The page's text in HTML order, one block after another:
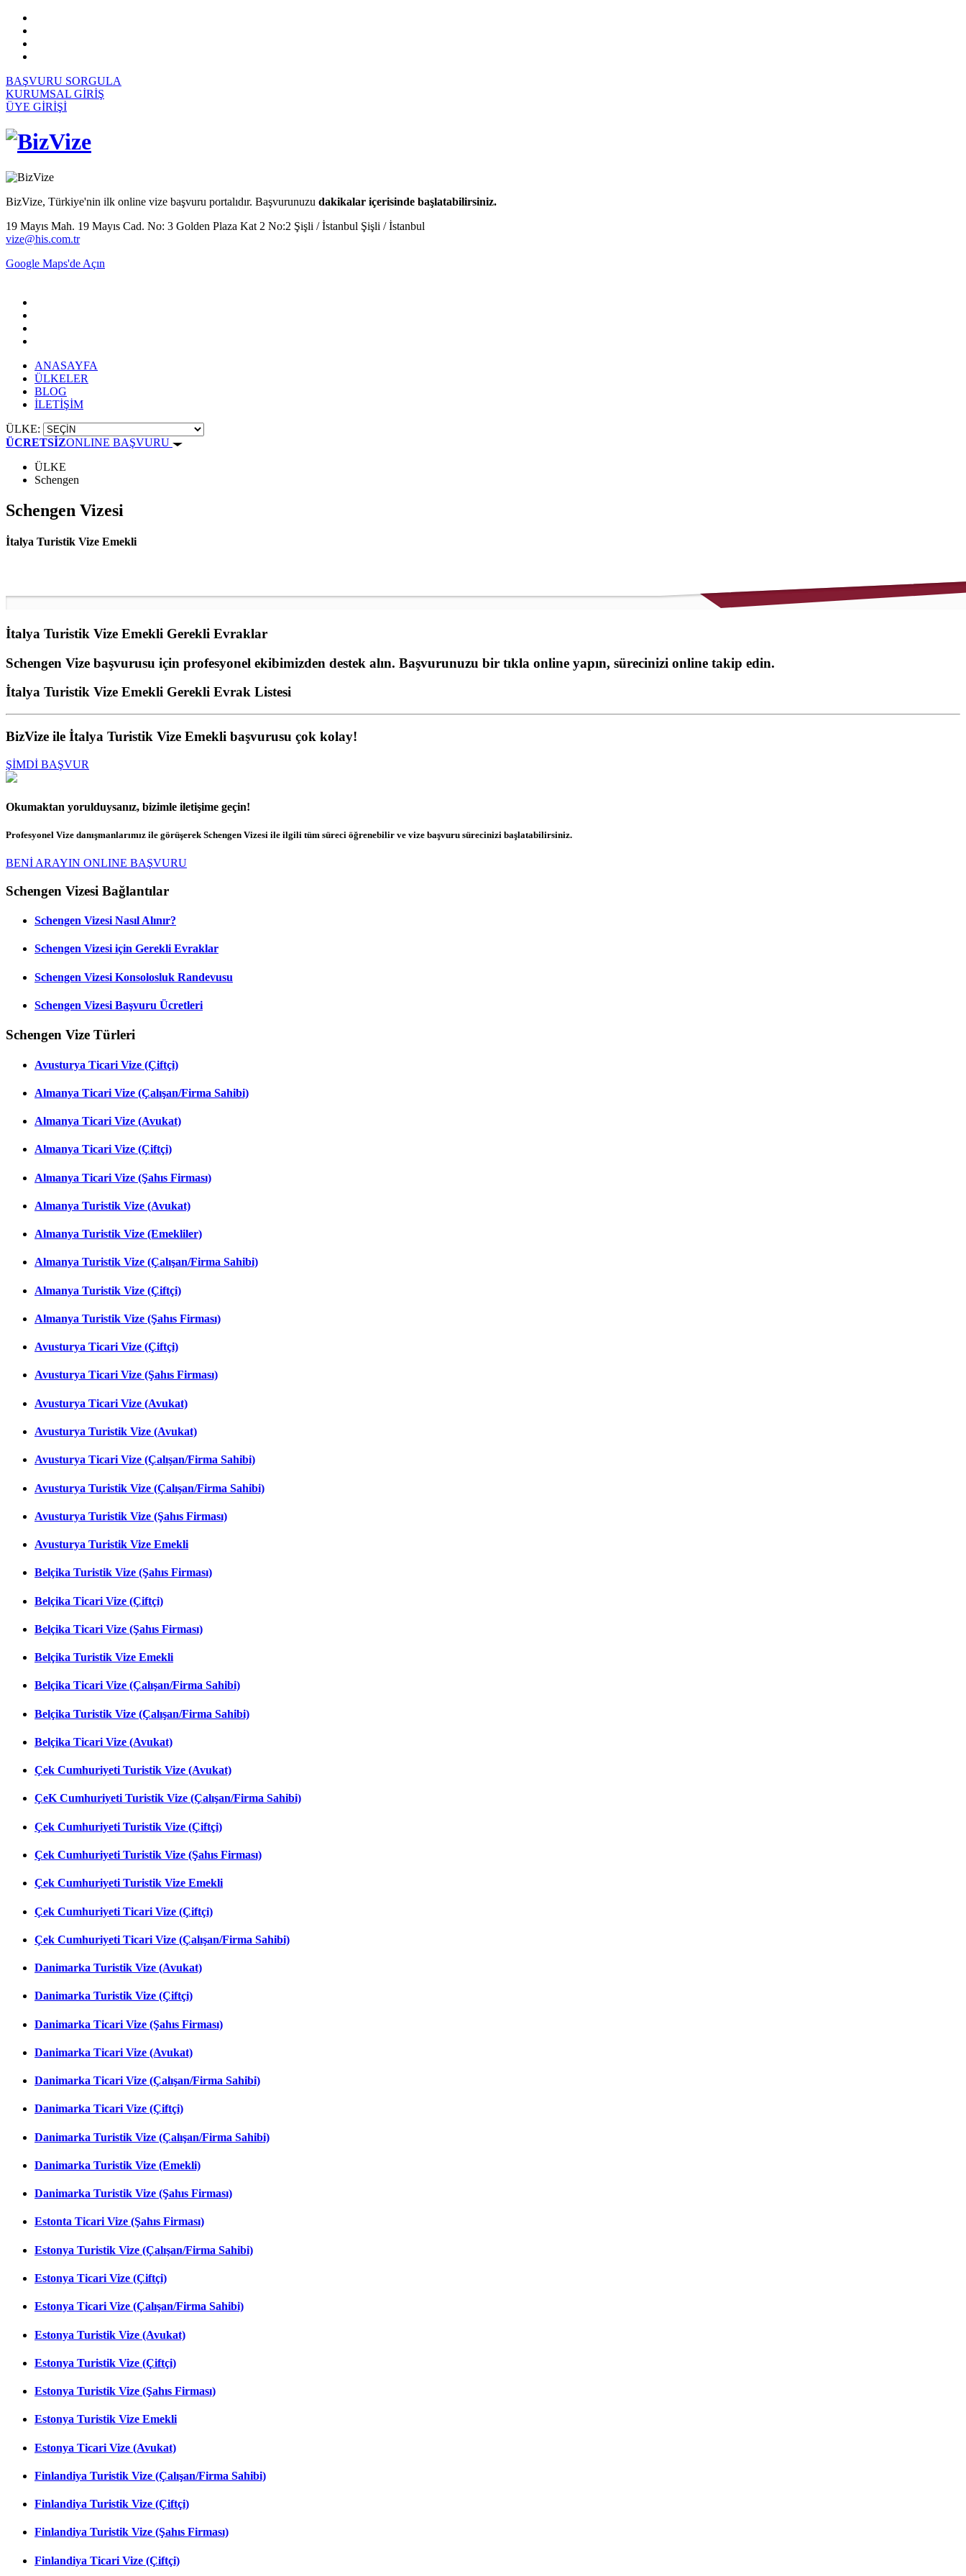
BAŞVURU SORGULA
KURUMSAL GİRİŞ
ÜYE GİRİŞİ
BizVize, Türkiye'nin ilk online vize başvuru portalıdır. Başvurunuzu dakikalar içerisinde başlatabilirsiniz.
19 Mayıs Mah. 19 Mayıs Cad. No: 3 Golden Plaza Kat 2 No:2 Şişli / İstanbul Şişli / İstanbul
vize@his.com.tr
Google Maps'de Açın
ANASAYFA
ÜLKELER
BLOG
İLETİŞİM
ÜLKE:
ÜCRETSİZONLINE BAŞVURU
ÜLKE
Schengen
Schengen Vizesi
İtalya Turistik Vize Emekli
İtalya Turistik Vize Emekli Gerekli Evraklar
Schengen Vize başvurusu için profesyonel ekibimizden destek alın. Başvurunuzu bir tıkla online yapın, sürecinizi online takip edin.
İtalya Turistik Vize Emekli Gerekli Evrak Listesi
BizVize ile İtalya Turistik Vize Emekli başvurusu çok kolay!
ŞİMDİ BAŞVUR
Okumaktan yorulduysanız, bizimle iletişime geçin!
Profesyonel Vize danışmanlarımız ile görüşerek Schengen Vizesi ile ilgili tüm süreci öğrenebilir ve vize başvuru sürecinizi başlatabilirsiniz.
BENİ ARAYIN ONLINE BAŞVURU
Schengen Vizesi Bağlantılar
Schengen Vizesi Nasıl Alınır?
Schengen Vizesi için Gerekli Evraklar
Schengen Vizesi Konsolosluk Randevusu
Schengen Vizesi Başvuru Ücretleri
Schengen Vize Türleri
Avusturya Ticari Vize (Çiftçi)
Almanya Ticari Vize (Çalışan/Firma Sahibi)
Almanya Ticari Vize (Avukat)
Almanya Ticari Vize (Çiftçi)
Almanya Ticari Vize (Şahıs Firması)
Almanya Turistik Vize (Avukat)
Almanya Turistik Vize (Emekliler)
Almanya Turistik Vize (Çalışan/Firma Sahibi)
Almanya Turistik Vize (Çiftçi)
Almanya Turistik Vize (Şahıs Firması)
Avusturya Ticari Vize (Çiftçi)
Avusturya Ticari Vize (Şahıs Firması)
Avusturya Ticari Vize (Avukat)
Avusturya Turistik Vize (Avukat)
Avusturya Ticari Vize (Çalışan/Firma Sahibi)
Avusturya Turistik Vize (Çalışan/Firma Sahibi)
Avusturya Turistik Vize (Şahıs Firması)
Avusturya Turistik Vize Emekli
Belçika Turistik Vize (Şahıs Firması)
Belçika Ticari Vize (Çiftçi)
Belçika Ticari Vize (Şahıs Firması)
Belçika Turistik Vize Emekli
Belçika Ticari Vize (Çalışan/Firma Sahibi)
Belçika Turistik Vize (Çalışan/Firma Sahibi)
Belçika Ticari Vize (Avukat)
Çek Cumhuriyeti Turistik Vize (Avukat)
ÇeK Cumhuriyeti Turistik Vize (Çalışan/Firma Sahibi)
Çek Cumhuriyeti Turistik Vize (Çiftçi)
Çek Cumhuriyeti Turistik Vize (Şahıs Firması)
Çek Cumhuriyeti Turistik Vize Emekli
Çek Cumhuriyeti Ticari Vize (Çiftçi)
Çek Cumhuriyeti Ticari Vize (Çalışan/Firma Sahibi)
Danimarka Turistik Vize (Avukat)
Danimarka Turistik Vize (Çiftçi)
Danimarka Ticari Vize (Şahıs Firması)
Danimarka Ticari Vize (Avukat)
Danimarka Ticari Vize (Çalışan/Firma Sahibi)
Danimarka Ticari Vize (Çiftçi)
Danimarka Turistik Vize (Çalışan/Firma Sahibi)
Danimarka Turistik Vize (Emekli)
Danimarka Turistik Vize (Şahıs Firması)
Estonta Ticari Vize (Şahıs Firması)
Estonya Turistik Vize (Çalışan/Firma Sahibi)
Estonya Ticari Vize (Çiftçi)
Estonya Ticari Vize (Çalışan/Firma Sahibi)
Estonya Turistik Vize (Avukat)
Estonya Turistik Vize (Çiftçi)
Estonya Turistik Vize (Şahıs Firması)
Estonya Turistik Vize Emekli
Estonya Ticari Vize (Avukat)
Finlandiya Turistik Vize (Çalışan/Firma Sahibi)
Finlandiya Turistik Vize (Çiftçi)
Finlandiya Turistik Vize (Şahıs Firması)
Finlandiya Ticari Vize (Çiftçi)